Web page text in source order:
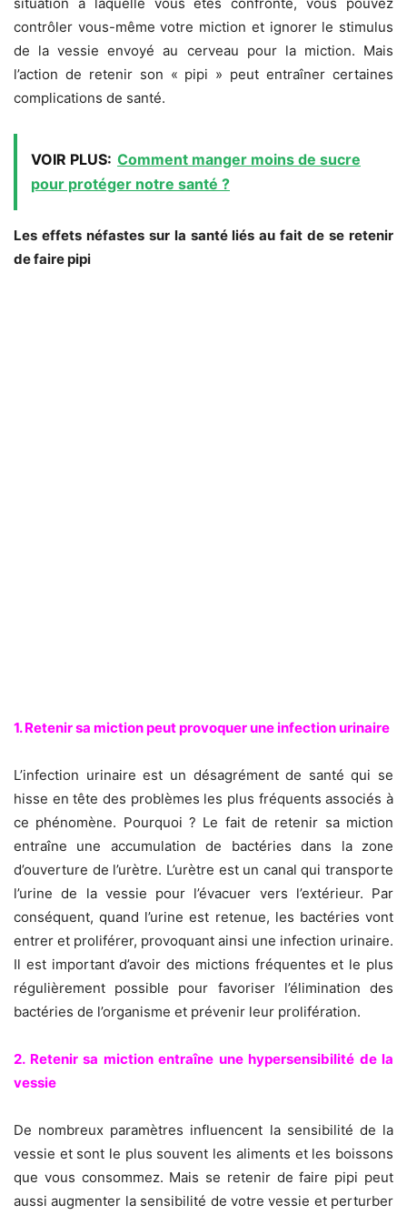
contrôler vous-même votre miction et ignorer le stimulus
de la vessie envoyé au cerveau pour la miction. Mais
l’action de retenir son « pipi » peut entraîner certaines
complications de santé.
VOIR PLUS: Comment manger moins de sucre
pour protéger notre santé ?
Les effets néfastes sur la santé liés au fait de se retenir
de faire pipi
1. Retenir sa miction peut provoquer une infection urinaire
L’infection urinaire est un désagrément de santé qui se
hisse en tête des problèmes les plus fréquents associés à
ce phénomène. Pourquoi ? Le fait de retenir sa miction
entraîne une accumulation de bactéries dans la zone
d’ouverture de l’urètre. L’urètre est un canal qui transporte
l’urine de la vessie pour l’évacuer vers l’extérieur. Par
conséquent, quand l’urine est retenue, les bactéries vont
entrer et proliférer, provoquant ainsi une infection urinaire.
Il est important d’avoir des mictions fréquentes et le plus
régulièrement possible pour favoriser l’élimination des
bactéries de l’organisme et prévenir leur prolifération.
2. Retenir sa miction entraîne une hypersensibilité de la
vessie
De nombreux paramètres influencent la sensibilité de la
vessie et sont le plus souvent les aliments et les boissons
que vous consommez. Mais se retenir de faire pipi peut
aussi augmenter la sensibilité de votre vessie et perturber